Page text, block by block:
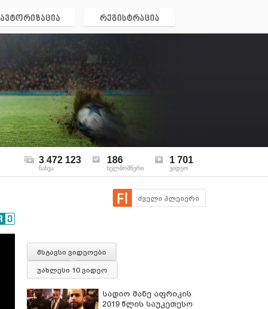
ავტორიზაცია რეგისტრაცია
3 472 123
ნახვა
186
ხელმომწერი
1 701
ვიდეო
ძველი პლეიერი
მსგავსი ვიდეოები
უახლესი 10 ვიდეო
სადიო მანე აფრიკის
2019 წლის საუკეთესო